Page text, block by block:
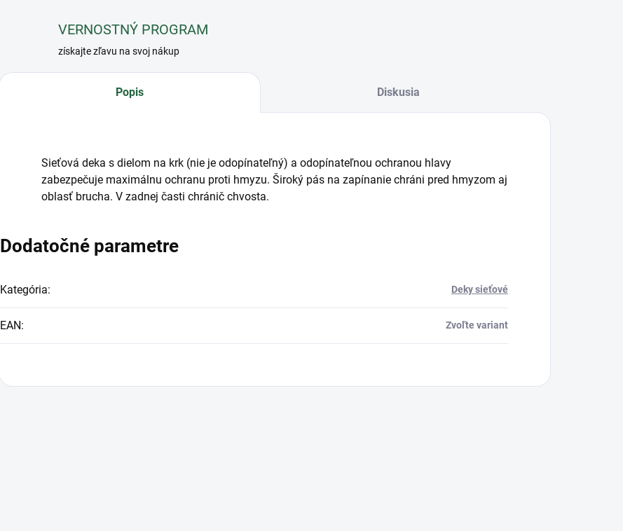
VERNOSTNÝ PROGRAM
získajte zľavu na svoj nákup
Popis Diskusia
Sieťová deka s dielom na krk (nie je odopínateľný) a odopínateľnou ochranou hlavy
zabezpečuje maximálnu ochranu proti hmyzu. Široký pás na zapínanie chráni pred hmyzom aj
oblasť brucha. V zadnej časti chránič chvosta.
Dodatočné parametre
Kategória: Deky sieťové
EAN: Zvoľte variant